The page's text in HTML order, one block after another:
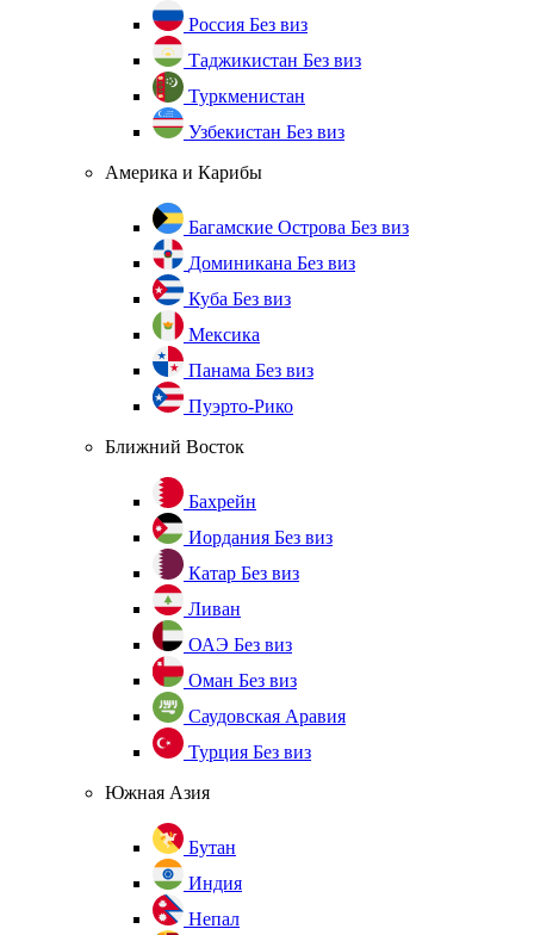
Россия Без виз
Таджикистан Без виз
Туркменистан
Узбекистан Без виз
Америка и Карибы
Багамские Острова Без виз
Доминикана Без виз
Куба Без виз
Мексика
Панама Без виз
Пуэрто-Рико
Ближний Восток
Бахрейн
Иордания Без виз
Катар Без виз
Ливан
ОАЭ Без виз
Оман Без виз
Саудовская Аравия
Турция Без виз
Южная Азия
Бутан
Индия
Непал